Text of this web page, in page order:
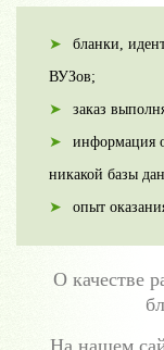
бланки,
ВУЗов;
заказ
информация
никакой базы
опыт
О качестве
На нашем